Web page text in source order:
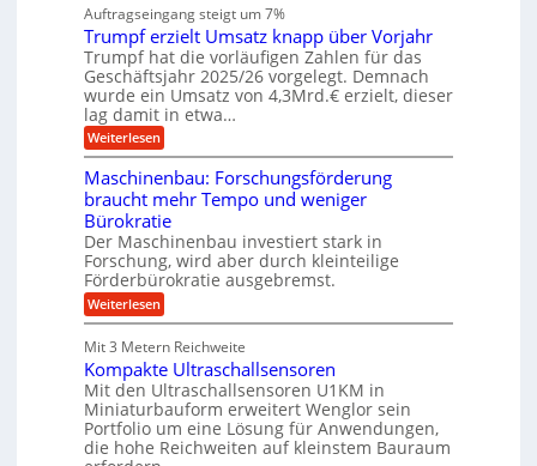
e
n
b
a
u
a
u
f
e
n
f
ü
h
r
u
n
g
e
n
B
S
C
L
w
e
i
t
e
r
e
n
t
w
i
c
r
t
u
n
g
s
f
r
e
e
s
H
y
b
r
i
d
-
u
g
e
l
l
a
g
Auftragseingang steigt um 7%
Trumpf erzielt Umsatz knapp über Vorjahr
Trumpf hat die vorläufigen Zahlen für das
Geschäftsjahr 2025/26 vorgelegt. Demnach
wurde ein Umsatz von 4,3Mrd.€ erzielt, dieser
lag damit in etwa…
Weiterlesen:
T
u
m
p
f
e
r
z
i
e
t
U
m
s
a
t
z
Maschinenbau: Forschungsförderung
braucht mehr Tempo und weniger
Bürokratie
Der Maschinenbau investiert stark in
Forschung, wird aber durch kleinteilige
Förderbürokratie ausgebremst.
Weiterlesen:
M
s
c
h
i
n
e
n
Mit 3 Metern Reichweite
Kompakte Ultraschallsensoren
Mit den Ultraschallsensoren U1KM in
Miniaturbauform erweitert Wenglor sein
Portfolio um eine Lösung für Anwendungen,
die hohe Reichweiten auf kleinstem Bauraum